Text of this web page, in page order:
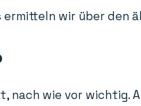
ermitteln wir über den
nach wie vor